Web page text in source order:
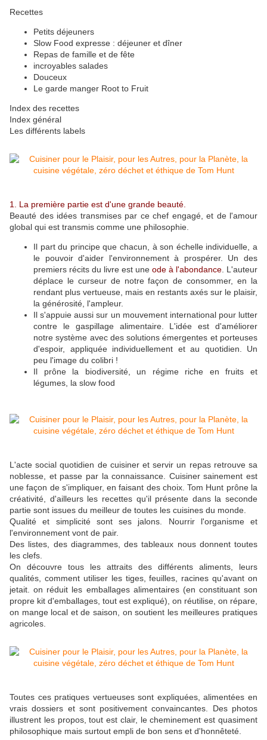
Recettes
Petits déjeuners
Slow Food expresse : déjeuner et dîner
Repas de famille et de fête
incroyables salades
Douceux
Le garde manger Root to Fruit
Index des recettes
Index général
Les différents labels
1. La première partie est d'une grande beauté.
Beauté des idées transmises par ce chef engagé, et de l'amour
global qui est transmis comme une philosophie.
Il part du principe que chacun, à son échelle individuelle, a
le pouvoir d'aider l'environnement à prospérer. Un des
premiers récits du livre est une ode à l'abondance . L'auteur
déplace le curseur de notre façon de consommer, en la
rendant plus vertueuse, mais en restants axés sur le plaisir,
la générosité, l'ampleur.
Il s'appuie aussi sur un mouvement international pour lutter
contre le gaspillage alimentaire. L'idée est d'améliorer
notre système avec des solutions émergentes et porteuses
d'espoir, appliquée individuellement et au quotidien. Un
peu l'image du colibri !
Il prône la biodiversité, un régime riche en fruits et
légumes, la slow food
L'acte social quotidien de cuisiner et servir un repas retrouve sa
noblesse, et passe par la connaissance. Cuisiner sainement est
une façon de s'impliquer, en faisant des choix. Tom Hunt prône la
créativité, d'ailleurs les recettes qu'il présente dans la seconde
partie sont issues du meilleur de toutes les cuisines du monde.
Qualité et simplicité sont ses jalons. Nourrir l'organisme et
l'environnement vont de pair.
Des listes, des diagrammes, des tableaux nous donnent toutes
les clefs.
On découvre tous les attraits des différents aliments, leurs
qualités, comment utiliser les tiges, feuilles, racines qu'avant on
jetait. on réduit les emballages alimentaires (en constituant son
propre kit d'emballages, tout est expliqué), on réutilise, on répare,
on mange local et de saison, on soutient les meilleures pratiques
agricoles.
Toutes ces pratiques vertueuses sont expliquées, alimentées en
vrais dossiers et sont positivement convaincantes. Des photos
illustrent les propos, tout est clair, le cheminement est quasiment
philosophique mais surtout empli de bon sens et d'honnêteté.